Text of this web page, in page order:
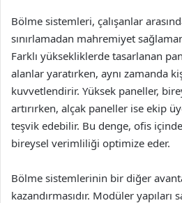
Bölme sistemleri, çalışanlar
sınırlamadan mahremiyet
Farklı yüksekliklerde tasarlanan
alanlar yaratırken, aynı zamanda
kuvvetlendirir. Yüksek paneller,
artırırken, alçak paneller ise ekip
teşvik edebilir. Bu denge, ofis
bireysel verimliliği optimize eder.
Bölme sistemlerinin bir diğer
kazandırmasıdır. Modüler yapıları